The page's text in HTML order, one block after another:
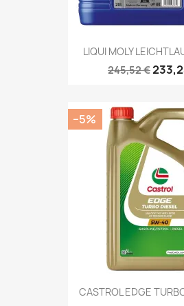
LIQUI MOLY
245,52 €
CASTROL EDGE
−5%